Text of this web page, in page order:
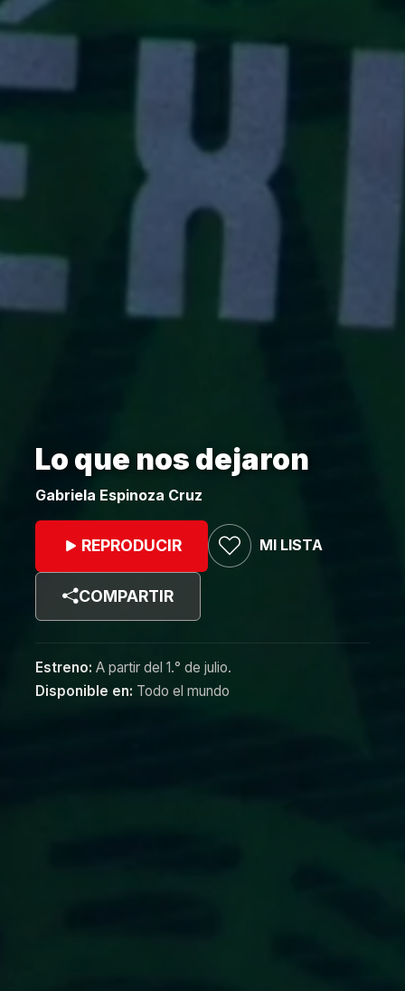
Lo que nos dejaron
Gabriela Espinoza Cruz
REPRODUCIR MI LISTA
COMPARTIR
Estreno: A partir del 1.° de julio.
Disponible en: Todo el mundo